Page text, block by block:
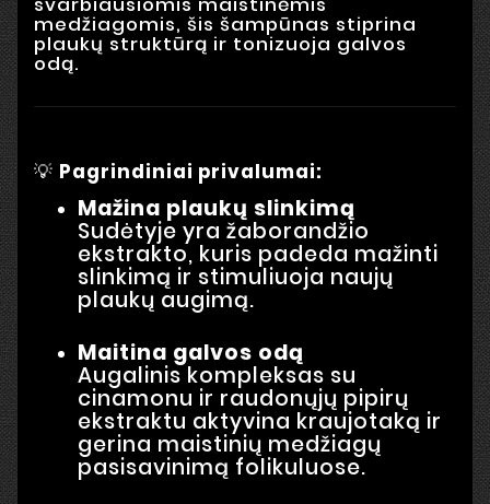
medžiagomis, šis šampūnas stiprina
plaukų struktūrą ir tonizuoja galvos
odą.
💡 Pagrindiniai privalumai:
Mažina plaukų slinkimą
Sudėtyje yra žaborandžio
ekstrakto, kuris padeda mažinti
slinkimą ir stimuliuoja naujų
plaukų augimą.
Maitina galvos odą
Augalinis kompleksas su
cinamonu ir raudonųjų pipirų
ekstraktu aktyvina kraujotaką ir
gerina maistinių medžiagų
pasisavinimą folikuluose.